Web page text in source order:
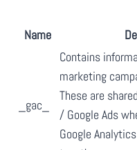
Name
_gac_
Contains
marketing
These are
/ Google Ads
Google